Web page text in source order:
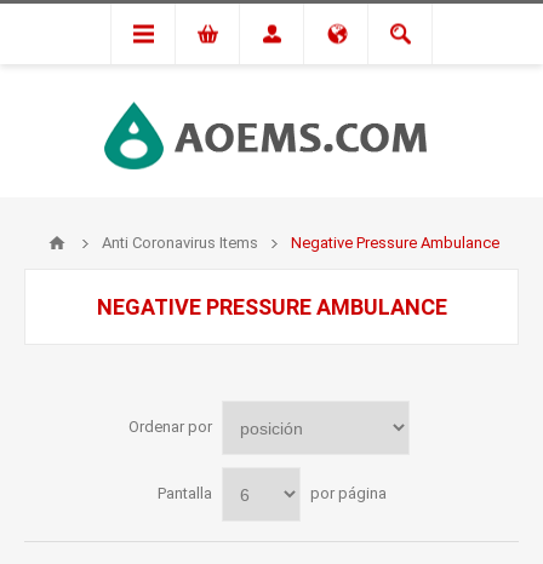
Anti Coronavirus Items Negative Pressure Ambulance
NEGATIVE PRESSURE AMBULANCE
Ordenar por
Pantalla por página